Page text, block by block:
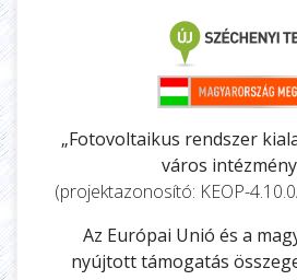
„Fotovoltaikus rendszer
város
(projektazonosító: KEOP-
Az Európai Unió és a
nyújtott támogatás